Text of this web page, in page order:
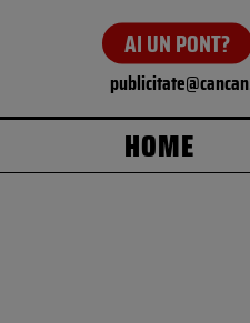
AI UN PONT?
HOME